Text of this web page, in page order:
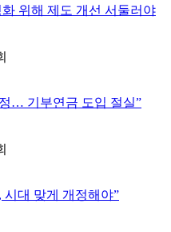
위해 제도 개선 서둘러야
… 기부연금 도입 절실”
대 맞게 개정해야”